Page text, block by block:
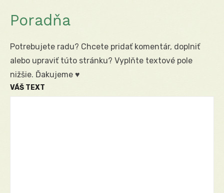
Poradňa
Potrebujete radu? Chcete pridať komentár, doplniť
alebo upraviť túto stránku? Vyplňte textové pole
nižšie. Ďakujeme ♥
VÁŠ TEXT